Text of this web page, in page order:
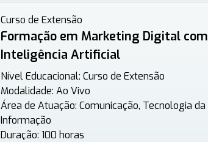
Curso de Extensão
Formação em Marketing Digital com
Inteligência Artificial
Nível Educacional:Curso de Extensão
Modalidade:Ao Vivo
Área de Atuação:Comunicação, Tecnologia da
Informação
Duração: 100 horas